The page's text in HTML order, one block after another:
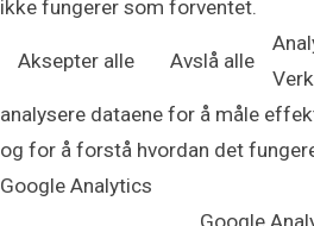
ikke fungerer som forventet.
Aksepter alle Avslå alle
analysere dataene for å måle
og for å forstå hvordan det
Google Analytics